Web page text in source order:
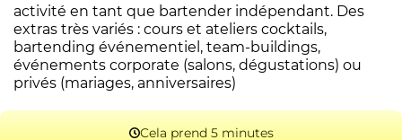
activité en tant que bartender indépendant. Des
extras très variés : cours et ateliers cocktails,
bartending événementiel, team-buildings,
événements corporate (salons, dégustations) ou
privés (mariages, anniversaires)